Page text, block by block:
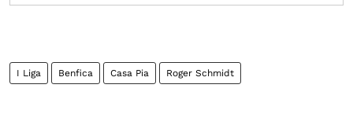
I Liga Benfica Casa Pia Roger Schmidt